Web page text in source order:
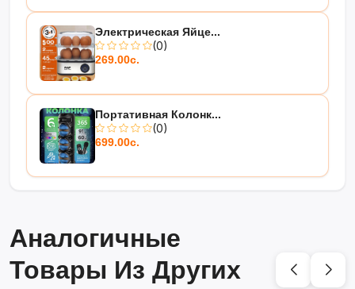
Электрическая Яйце...
(0)
269.00с.
Портативная Колонк...
(0)
699.00с.
Аналогичные
Товары Из Других